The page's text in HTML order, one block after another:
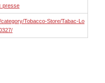
presse
Tobacco-Store/Tabac-Lo